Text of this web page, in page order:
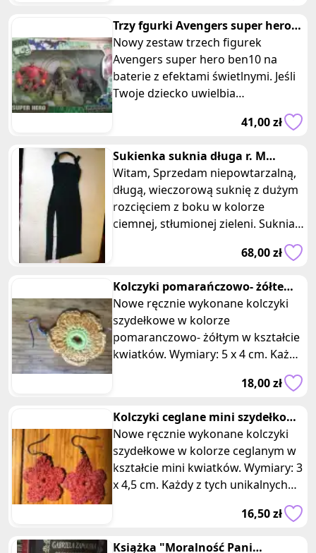
Trzy fgurki Avengers super hero
ben10 baterie efekt świetlny
Nowy zestaw trzech figurek
Avengers super hero ben10 na
baterie z efektami świetlnymi. Jeśli
Twoje dziecko uwielbia
superbohaterów i chce mieć swoje
41,00 zł
Sukienka suknia długa r. M
karnawał studniówka wesele
uroczy
Witam, Sprzedam niepowtarzalną,
długą, wieczorową suknię z dużym
rozcięciem z boku w kolorze
ciemnej, stłumionej zieleni. Suknia
68,00 zł
Kolczyki pomarańczowo- żółte
szydełkowe kwiatki
Nowe ręcznie wykonane kolczyki
szydełkowe w kolorze
pomaranczowo- żółtym w kształcie
kwiatków. Wymiary: 5 x 4 cm. Każdy
18,00 zł
Kolczyki ceglane mini szydełkowe
kwiatki
Nowe ręcznie wykonane kolczyki
szydełkowe w kolorze ceglanym w
kształcie mini kwiatków. Wymiary: 3
x 4,5 cm. Każdy z tych unikalnych
16,50 zł
Książka "Moralność Pani